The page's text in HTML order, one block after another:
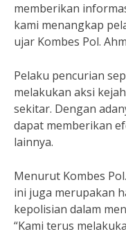
memberikan
kami menangkap
ujar Kombes Pol.
Pelaku pencurian
melakukan aksi
sekitar. Dengan
dapat memberikan
lainnya.
Menurut Kombes
ini juga merupakan
kepolisian dalam
“Kami terus